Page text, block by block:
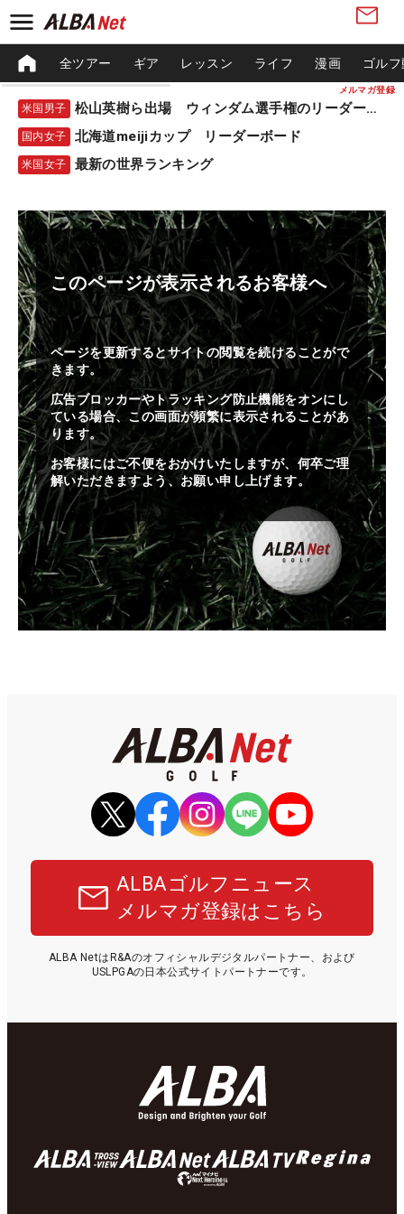
メルマガ登録
全ツアー ギア レッスン ライフ 漫画 ゴル
米国男子 松山英樹ら出場 ウィンダム選手権のリーダーボード
国内女子 北海道meijiカップ リーダーボード
米国女子 最新の世界ランキング
このページが表示されるお客様へ
ページを更新するとサイトの閲覧を続けることがで
きます。
広告ブロッカーやトラッキング防止機能をオンにし
ている場合、この画面が頻繁に表示されることがあ
ります。
お客様にはご不便をおかけいたしますが、何卒ご理
解いただきますよう、お願い申し上げます。
ALBAゴルフニュース
メルマガ登録はこちら
ALBA NetはR&Aのオフィシャルデジタルパートナー、および
USLPGAの日本公式サイトパートナーです。